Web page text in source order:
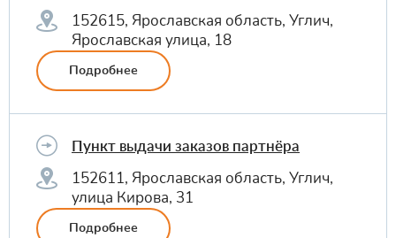
152615, Ярославская область, Углич,
Ярославская улица, 18
Подробнее
Пункт выдачи заказов партнёра
152611, Ярославская область, Углич,
улица Кирова, 31
Подробнее